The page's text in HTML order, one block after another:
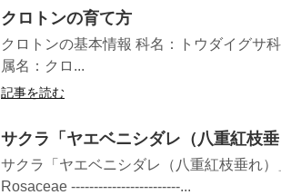
クロトンの育て方
クロトンの基本情報 科名：トウダイグサ
属名：クロ...
記事を読む
サクラ「ヤエベニシダレ（八重紅枝
サクラ「ヤエベニシダレ（八重紅枝垂れ
Rosaceae ------------------------...